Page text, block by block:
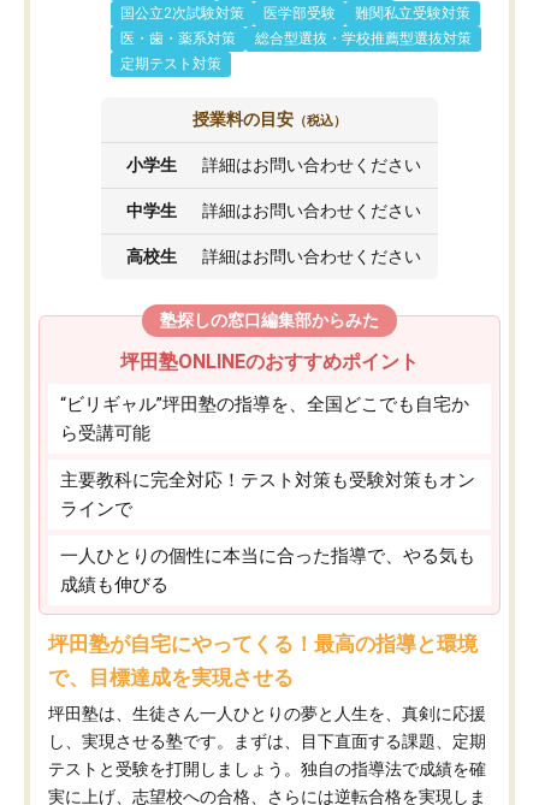
国公立2次試験対策
医学部受験
難関私立受験対策
医・歯・薬系対策
総合型選抜・学校推薦型選抜対策
定期テスト対策
授業料の目安 （税込）
小学生 詳細はお問い合わせください
中学生 詳細はお問い合わせください
高校生 詳細はお問い合わせください
塾探しの窓口編集部からみた
坪田塾ONLINEのおすすめポイント
“ビリギャル”坪田塾の指導を、全国どこでも自宅か
ら受講可能
主要教科に完全対応！テスト対策も受験対策もオン
ラインで
一人ひとりの個性に本当に合った指導で、やる気も
成績も伸びる
坪田塾が自宅にやってくる！最高の指導と環境
で、目標達成を実現させる
坪田塾は、生徒さん一人ひとりの夢と人生を、真剣に応援
し、実現させる塾です。まずは、目下直面する課題、定期
テストと受験を打開しましょう。独自の指導法で成績を確
実に上げ、志望校への合格、さらには逆転合格を実現しま